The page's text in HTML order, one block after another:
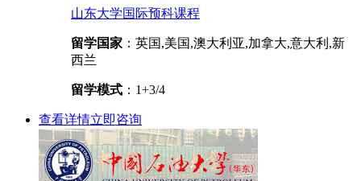
山东大学国际预科课程
留学国家 ：英国,美国,澳大利亚,加拿大,意大利,新
西兰
留学模式 ：1+3/4
查看详情立即咨询